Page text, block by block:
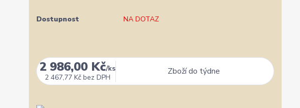
Dostupnost NA DOTAZ
2 986,00 Kč/ks
2 467,77 Kč bez DPH
Zboží do týdne